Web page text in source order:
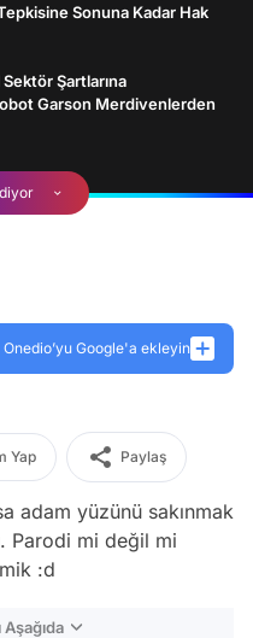
Sonuna Kadar Hak
Şartlarına
Garson Merdivenlerden
Onedio’yu Google'a ekleyin
Yap Paylaş
adam yüzünü sakınmak
Parodi mi değil mi
:d